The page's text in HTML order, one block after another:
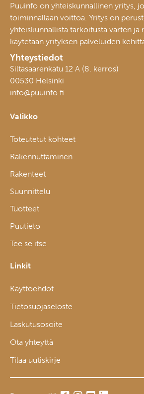
Puuinfo on yhteiskunnallinen yritys,
toiminnallaan voittoa. Yritys on
yhteiskunnallista tarkoitusta varten
käytetään yrityksen palveluiden
Yhteystiedot
Siltasaarenkatu 12 A (8. kerros)
00530 Helsinki
info@puuinfo.fi
Valikko
Toteutetut kohteet
Rakennuttaminen
Rakenteet
Suunnittelu
Tuotteet
Puutieto
Tee se itse
Linkit
Käyttöehdot
Tietosuojaseloste
Laskutusosoite
Ota yhteyttä
Tilaa uutiskirje